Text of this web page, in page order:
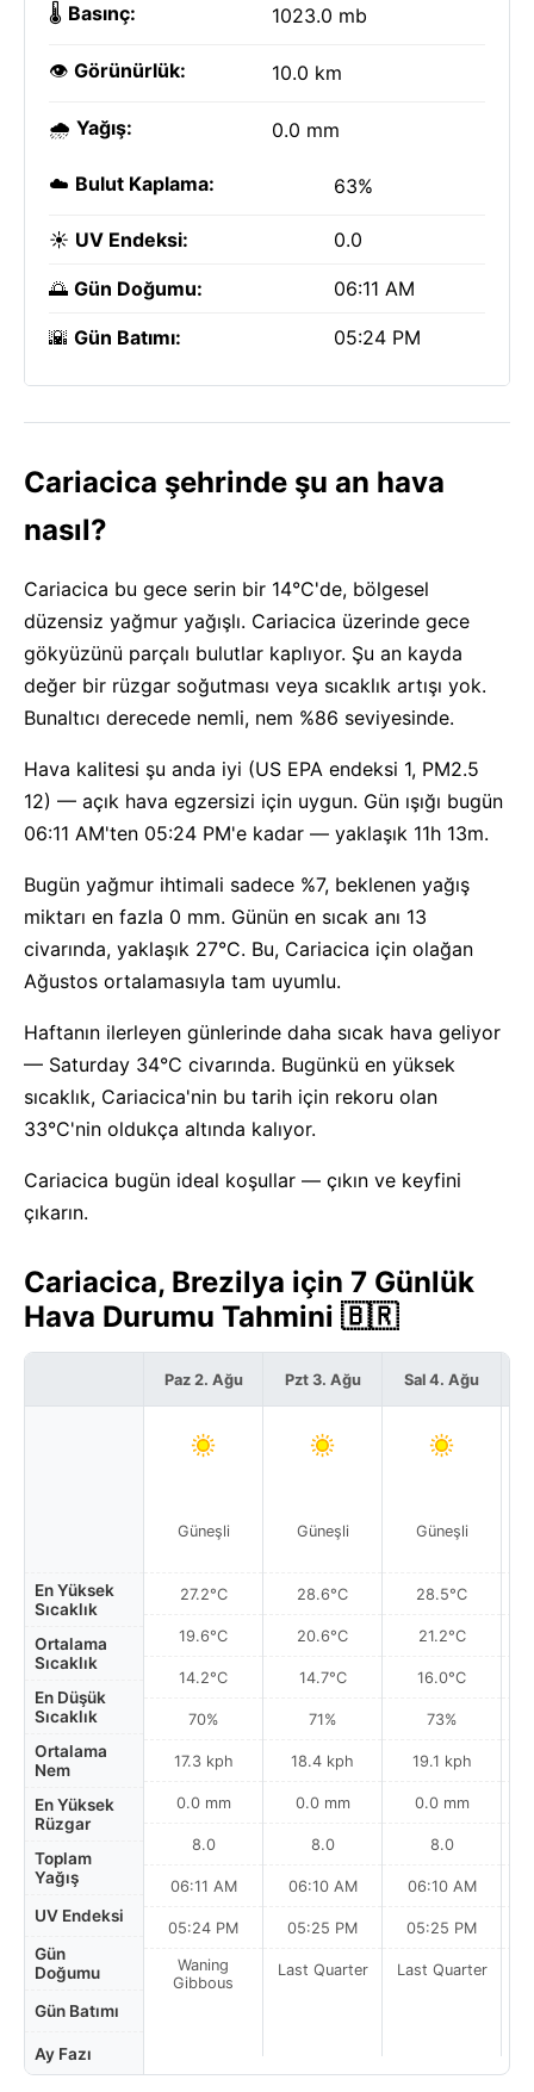
🌡️ Basınç: 1023.0 mb
👁️ Görünürlük: 10.0 km
🌧️ Yağış: 0.0 mm
☁️ Bulut Kaplama: 63%
☀️ UV Endeksi: 0.0
🌅 Gün Doğumu: 06:11 AM
🌇 Gün Batımı: 05:24 PM
Cariacica şehrinde şu an hava
nasıl?
Cariacica bu gece serin bir 14°C'de, bölgesel
düzensiz yağmur yağışlı. Cariacica üzerinde gece
gökyüzünü parçalı bulutlar kaplıyor. Şu an kayda
değer bir rüzgar soğutması veya sıcaklık artışı yok.
Bunaltıcı derecede nemli, nem %86 seviyesinde.
Hava kalitesi şu anda iyi (US EPA endeksi 1, PM2.5
12) — açık hava egzersizi için uygun. Gün ışığı bugün
06:11 AM'ten 05:24 PM'e kadar — yaklaşık 11h 13m.
Bugün yağmur ihtimali sadece %7, beklenen yağış
miktarı en fazla 0 mm. Günün en sıcak anı 13
civarında, yaklaşık 27°C. Bu, Cariacica için olağan
Ağustos ortalamasıyla tam uyumlu.
Haftanın ilerleyen günlerinde daha sıcak hava geliyor
— Saturday 34°C civarında. Bugünkü en yüksek
sıcaklık, Cariacica'nin bu tarih için rekoru olan
33°C'nin oldukça altında kalıyor.
Cariacica bugün ideal koşullar — çıkın ve keyfini
çıkarın.
Cariacica, Brezilya için 7 Günlük
Hava Durumu Tahmini 🇧🇷
En Yüksek
Sıcaklık
Ortalama
Sıcaklık
En Düşük
Sıcaklık
Ortalama
Nem
En Yüksek
Rüzgar
Toplam
Yağış
UV Endeksi
Gün
Doğumu
Gün Batımı
Ay Fazı
Paz 2. Ağu
Güneşli
27.2°C
19.6°C
14.2°C
70%
17.3 kph
0.0 mm
8.0
06:11 AM
05:24 PM
Waning
Gibbous
Pzt 3. Ağu
Güneşli
28.6°C
20.6°C
14.7°C
71%
18.4 kph
0.0 mm
8.0
06:10 AM
05:25 PM
Last Quarter
Sal 4. Ağu
Güneşli
28.5°C
21.2°C
16.0°C
73%
19.1 kph
0.0 mm
8.0
06:10 AM
05:25 PM
Last Quarter